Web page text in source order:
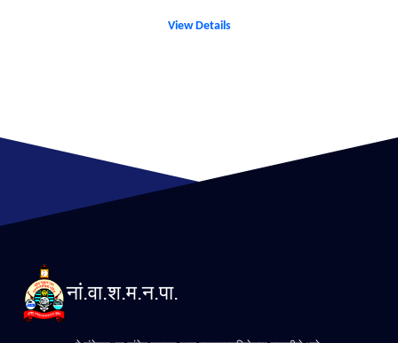
View Details
नां.वा.श.म.न.पा.